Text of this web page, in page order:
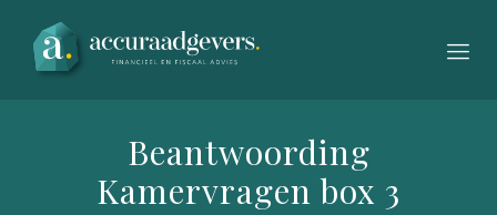
Beantwoording
Kamervragen box 3